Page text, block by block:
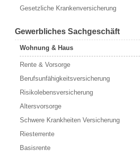
Gesetzliche Krankenversicherung
Gewerbliches Sachgeschäft
Wohnung & Haus
Rente & Vorsorge
Berufs­unfähigkeitsversicherung
Risikolebensversicherung
Altersvorsorge
Schwere Krankheiten Versicherung
Riesterrente
Basisrente